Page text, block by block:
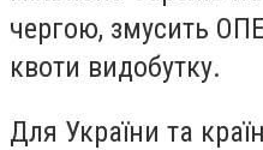
чергою, змусить
квоти видобутку.
Для України та